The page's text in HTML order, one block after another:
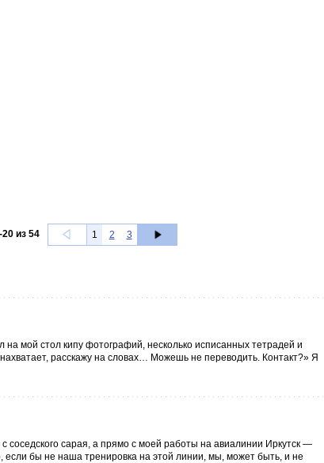
20из 54 1 2 3
мой стол кипу фотографий, несколько исписанных тетрадей и
расскажу на словах… Можешь не переводить. Контакт?» Я
соседского сарая, а прямо с моей работы на авиалинии Иркутск —
бы не наша тренировка на этой линии, мы, может быть, и не